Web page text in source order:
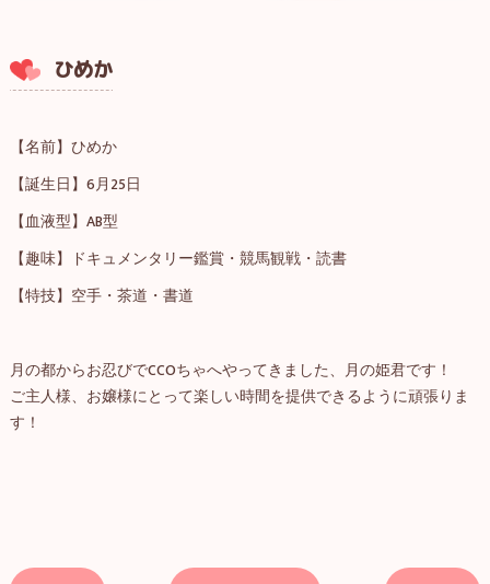
ひめか
【名前】ひめか
【誕生日】6月25日
【血液型】AB型
【趣味】ドキュメンタリー鑑賞・競馬観戦・読書
【特技】空手・茶道・書道
月の都からお忍びでCCOちゃへやってきました、月の姫君です！
ご主人様、お嬢様にとって楽しい時間を提供できるように頑張りま
す！